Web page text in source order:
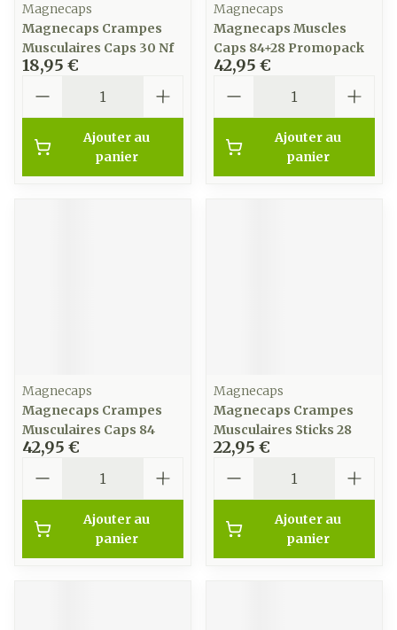
Magnecaps
Magnecaps Crampes
Musculaires Caps 30 Nf
18,95 €
Ajouter au
panier
Magnecaps
Magnecaps Muscles
Caps 84+28 Promopack
42,95 €
Ajouter au
panier
Magnecaps
Magnecaps Crampes
Musculaires Caps 84
42,95 €
Ajouter au
panier
Magnecaps
Magnecaps Crampes
Musculaires Sticks 28
22,95 €
Ajouter au
panier